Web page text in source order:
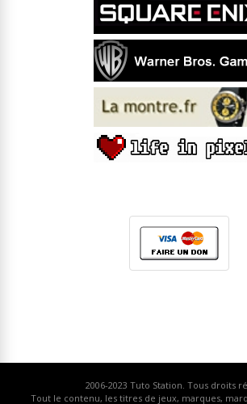
2006-2023 Tuto Station . Tous droits
Tout le contenu, les titres de jeux, marques,